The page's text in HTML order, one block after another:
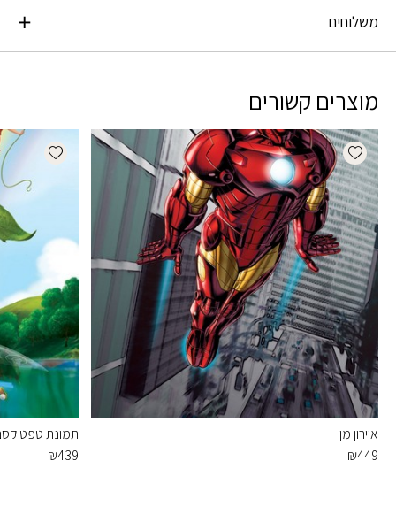
משלוחים
מוצרים קשורים
Add wishlist
איירון מן
₪449
wishlist
תמונת טפט
₪439